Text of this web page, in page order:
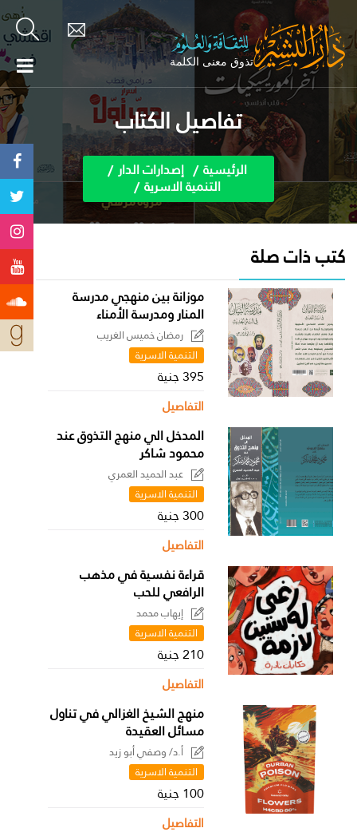
تفاصيل الكتاب
الرئيسية إصدارات الدار
التنمية الاسرية
كتب ذات صلة
موزانة بين منهجي مدرسة
المنار ومدرسة الأمناء
رمضان خميس الغريب
التنمية الاسرية
395 جنية
التفاصيل
المدخل الي منهج التذوق عند
محمود شاكر
عبد الحميد العمري
التنمية الاسرية
300 جنية
التفاصيل
قراءة نفسية في مذهب
الرافعي للحب
إيهاب محمد
التنمية الاسرية
210 جنية
التفاصيل
منهج الشيخ الغزالي في تناول
مسائل العقيدة
أ.د/ وصفي أبو زيد
التنمية الاسرية
100 جنية
التفاصيل